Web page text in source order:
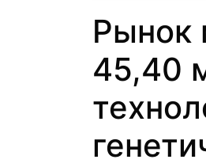
Рынок
45,40